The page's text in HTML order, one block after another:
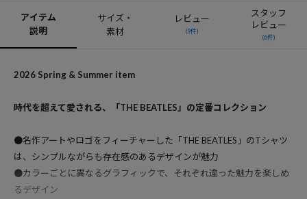
アイテム
説明
サイズ・
素材
レビュー
(9件)
スタッフ
レビュー
(6件)
2026 Spring & Summer item
時代を超えて愛される、「THE BEATLES」の定番コレクション
●名作アートやロゴをフィーチャーした「THE BEATLES」のTシャツ
は、シンプルながらも存在感のあるデザインが魅力
●カラーごとに異なるグラフィックで、それぞれ違った魅力を楽しめ
るデザイン